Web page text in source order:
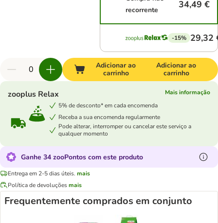
recorrente
34,49 €
-15% 29,32
Adicionar ao
carrinho
Adicionar ao
carrinho
zooplus Relax
Mais informação
5% de desconto* em cada encomenda
Receba a sua encomenda regularmente
Pode alterar, interromper ou cancelar este serviço a
qualquer momento
Ganhe 34 zooPontos com este produto
Entrega em 2-5 dias úteis. mais
Política de devoluçõesmais
Frequentemente comprados em conjunto